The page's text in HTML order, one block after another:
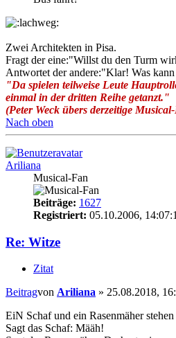
Zwei Architekten in Pisa.
Fragt der eine:"Willst du den Turm
Antwortet der andere:"Klar! Was
"Da spielen teilweise Leute
einmal in der dritten Reihe getanzt."
(Peter Weck übers derzeitige
Nach oben
Ariliana
Musical-Fan
Beiträge: 1627
Registriert: 05.10.2006,
Re: Witze
Zitat
Beitragvon Ariliana » 25.08.2018,
EiN Schaf und ein Rasenmäher
Sagt das Schaf: Määh!